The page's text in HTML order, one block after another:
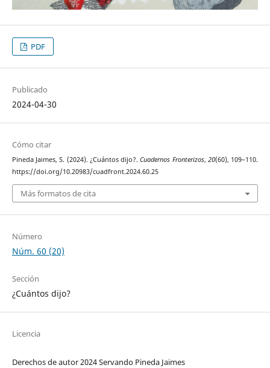
PDF
Publicado
2024-04-30
Cómo citar
Pineda Jaimes, S. (2024). ¿Cuántos dijo?.Cuadernos Fronterizos, 20(60), 109–110.
https://doi.org/10.20983/cuadfront.2024.60.25
Más formatos de cita
Número
Núm. 60 (20)
Sección
¿Cuántos dijo?
Licencia
Derechos de autor 2024 Servando Pineda Jaimes